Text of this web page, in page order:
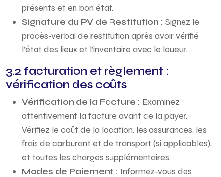
présents et en bon état.
Signature du PV de Restitution : Signez le
procès-verbal de restitution après avoir vérifié
l’état des lieux et l’inventaire avec le loueur.
3.2 facturation et règlement :
vérification des coûts
Vérification de la Facture : Examinez
attentivement la facture avant de la payer.
Vérifiez le coût de la location, les assurances, les
frais de carburant et de transport (si applicables),
et toutes les charges supplémentaires.
Modes de Paiement : Informez-vous des